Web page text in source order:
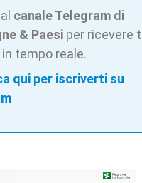
canale Telegram di
& Paesi per ricevere
tempo reale.
qui per iscriverti su